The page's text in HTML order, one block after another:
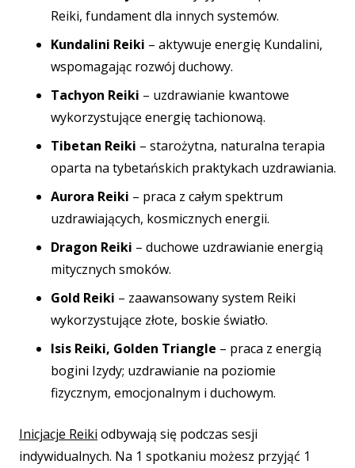
Reiki, fundament dla innych systemów.
Kundalini Reiki – aktywuje energię Kundalini,
wspomagając rozwój duchowy.
Tachyon Reiki – uzdrawianie kwantowe
wykorzystujące energię tachionową.
Tibetan Reiki – starożytna, naturalna terapia
oparta na tybetańskich praktykach uzdrawiania.
Aurora Reiki – praca z całym spektrum
uzdrawiających, kosmicznych energii.
Dragon Reiki – duchowe uzdrawianie energią
mitycznych smoków.
Gold Reiki – zaawansowany system Reiki
wykorzystujące złote, boskie światło.
Isis Reiki, Golden Triangle – praca z energią
bogini Izydy; uzdrawianie na poziomie
fizycznym, emocjonalnym i duchowym.
Inicjacje Reiki odbywają się podczas sesji
indywidualnych. Na 1 spotkaniu możesz przyjąć 1